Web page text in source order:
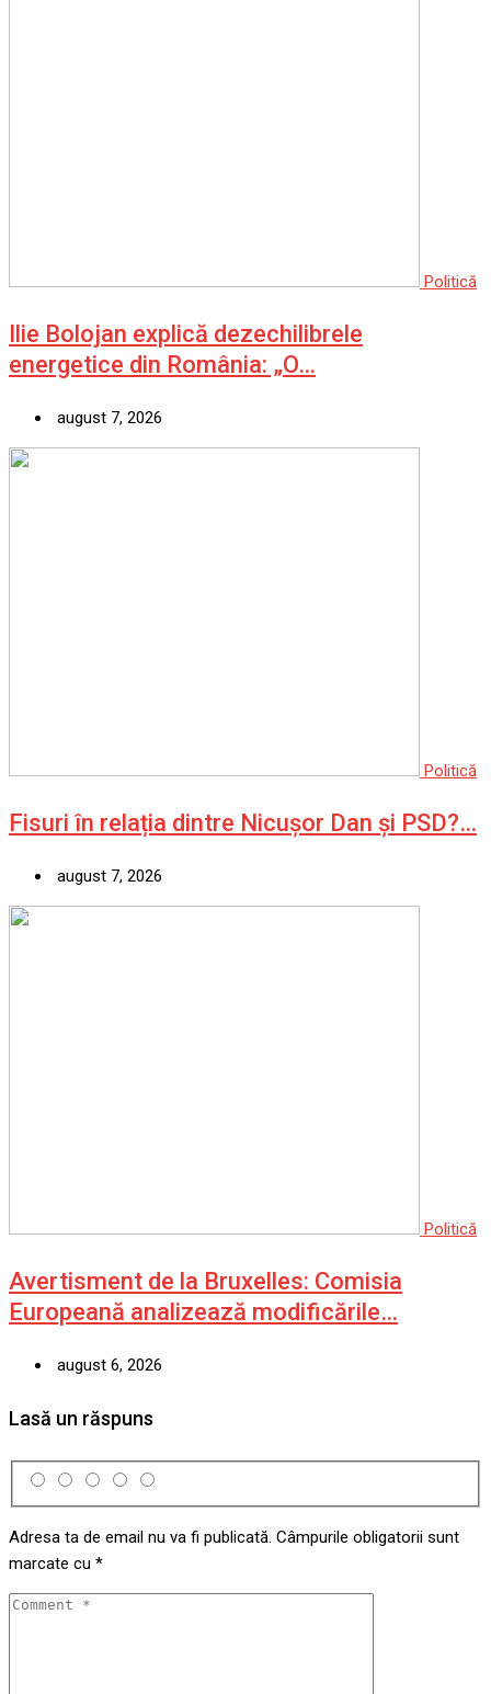
Politică
Ilie Bolojan explică dezechilibrele
energetice din România: „O…
august 7, 2026
Politică
Fisuri în relația dintre Nicușor Dan și PSD?…
august 7, 2026
Politică
Avertisment de la Bruxelles: Comisia
Europeană analizează modificările…
august 6, 2026
Lasă un răspuns
Adresa ta de email nu va fi publicată. Câmpurile obligatorii sunt
marcate cu *